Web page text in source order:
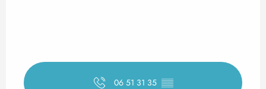
06 51 31 35 ▒▒